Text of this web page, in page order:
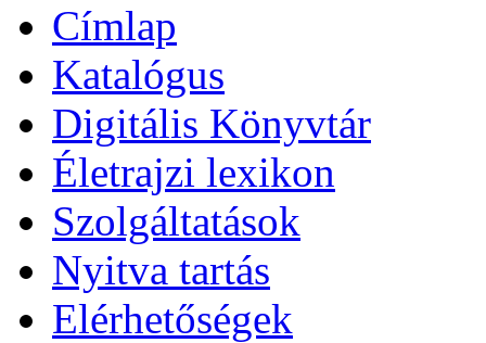
Címlap
Katalógus
Digitális Könyvtár
Életrajzi lexikon
Szolgáltatások
Nyitva tartás
Elérhetőségek